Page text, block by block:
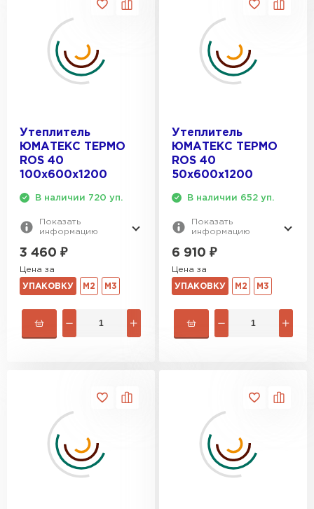
Утеплитель
ЮМАТЕКС ТЕРМО
ROS 40
100х600х1200
В наличии 720 уп.
Показать
информацию
3 460 ₽
Цена за
УПАКОВКУ М2 М3
Утеплитель
ЮМАТЕКС ТЕРМО
ROS 40
50х600х1200
В наличии 652 уп.
Показать
информацию
6 910 ₽
Цена за
УПАКОВКУ М2 М3